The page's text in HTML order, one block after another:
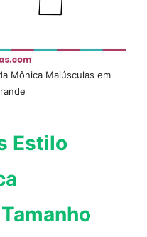
Mônica Maiúsculas em
Estilo